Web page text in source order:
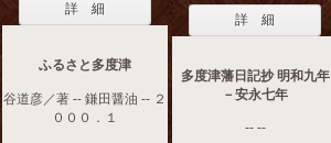
詳 細
ふるさと多度津
谷道彦／著 -- 鎌田醤油 -- ２
０００．１
詳 細
多度津藩日記抄 明和九年
－安永七年
-- --